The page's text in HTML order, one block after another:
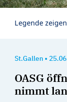
Legende zeigen
St.Gallen •
OASG
nimmt